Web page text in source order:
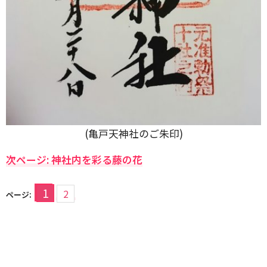
(亀戸天神社のご朱印)
次ページ: 神社内を彩る藤の花
ページ: 1 2